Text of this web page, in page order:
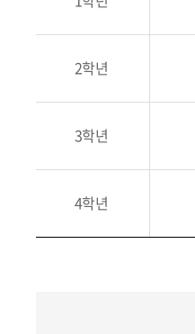
2학년
3학년
4학년